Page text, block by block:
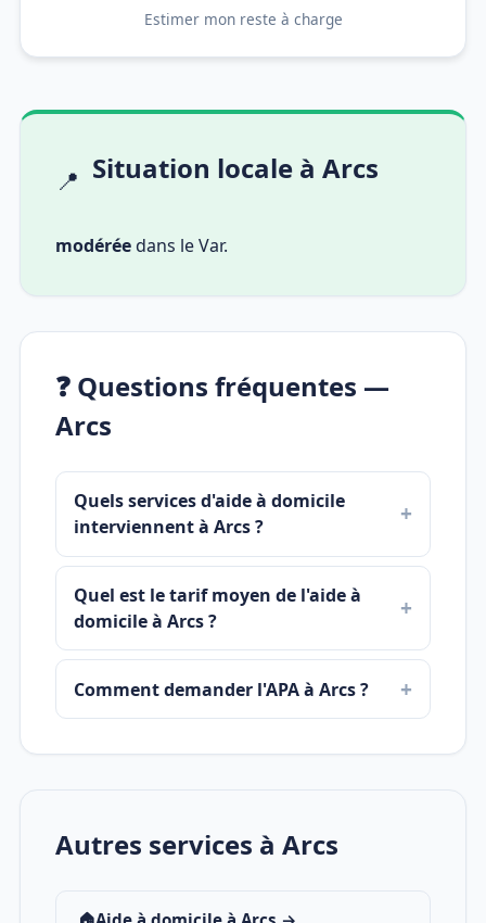
Estimer mon reste à charge
📍 Situation locale à Arcs
modéréedans le Var.
❓ Questions fréquentes —
Arcs
Quels services d'aide à domicile
interviennent à Arcs ?
Quel est le tarif moyen de l'aide à
domicile à Arcs ?
Comment demander l'APA à Arcs ?
Autres services à Arcs